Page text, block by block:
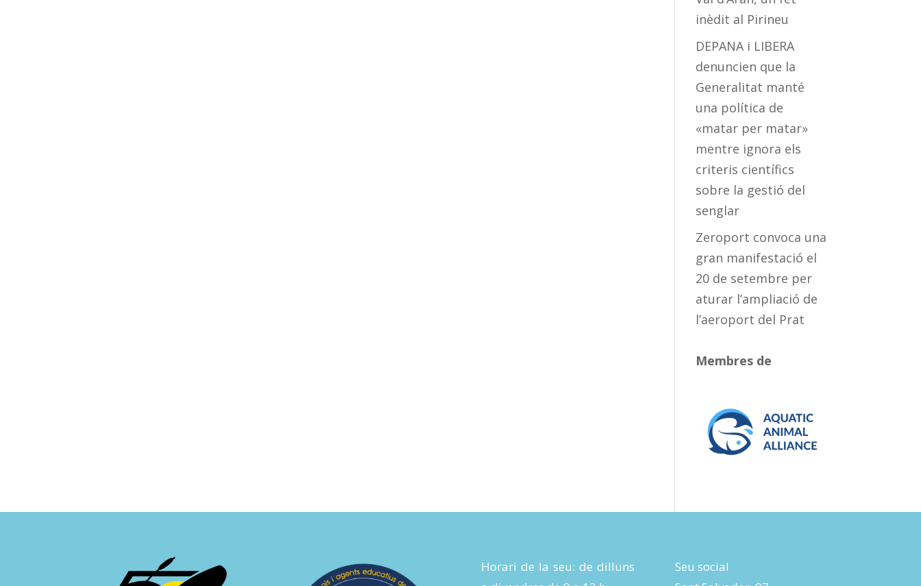
inèdit al Pirineu
DEPANA i LIBERA
denuncien que la
Generalitat manté
una política de
«matar per matar»
mentre ignora els
criteris científics
sobre la gestió del
senglar
Zeroport convoca una
gran manifestació el
20 de setembre per
aturar l’ampliació de
l’aeroport del Prat
Membres de
Horari de la seu: de dilluns
Seu social